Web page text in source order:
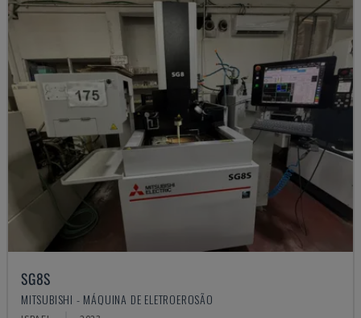
SG8S
MITSUBISHI - MÁQUINA DE ELETROEROSÃO